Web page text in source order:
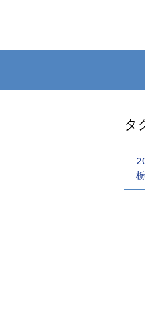
タ